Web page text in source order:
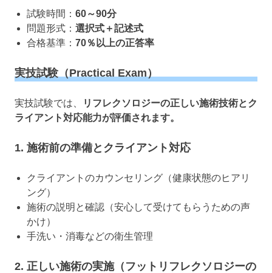
試験時間： 60～90分
問題形式： 選択式＋記述式
合格基準： 70％以上の正答率
実技試験（Practical Exam）
実技試験では、
リフレクソロジーの正しい施術技術とク
ライアント対応能力が評価されます。
1. 施術前の準備とクライアント対応
クライアントのカウンセリング（健康状態のヒアリ
ング）
施術の説明と確認（安心して受けてもらうための声
かけ）
手洗い・消毒などの衛生管理
2. 正しい施術の実施（フットリフレクソロジーの